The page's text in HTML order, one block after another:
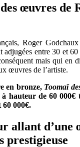
œuvres de
Roger
adjugées entre 30 et
mais qui en
œuvres de l’artiste.
en bronze, Toomaï
hauteur de 60 000€
60 000€.
allant d’une
prestigieuse